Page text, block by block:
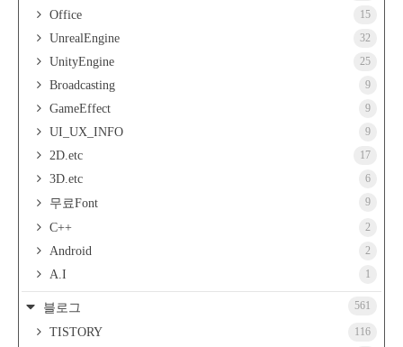
Office 15
UnrealEngine 32
UnityEngine 25
Broadcasting 9
GameEffect 9
UI_UX_INFO 9
2D.etc 17
3D.etc 6
무료Font 9
C++ 2
Android 2
A.I 1
블로그 561
TISTORY 116